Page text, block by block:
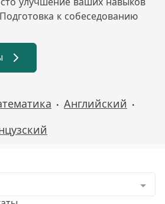
улучшение ваших навыков
к собеседованию
• Английский •